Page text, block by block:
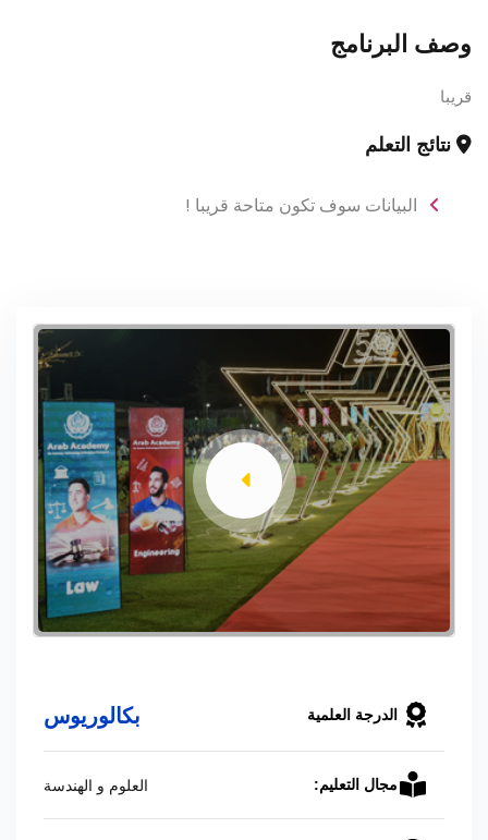
وصف البرنامج
قريبا
نتائج التعلم
البيانات سوف تكون متاحة قريبا !
الدرجة العلمية بكالوريوس
مجال التعليم: العلوم و الهندسة